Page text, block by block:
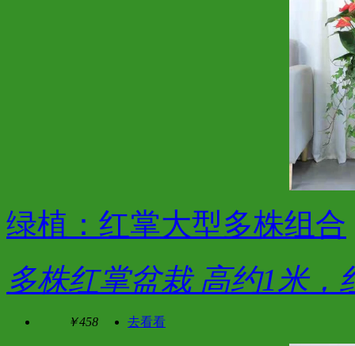
绿植：红掌大型多株组合
多株红掌盆栽 高约1米，
￥458 去看看